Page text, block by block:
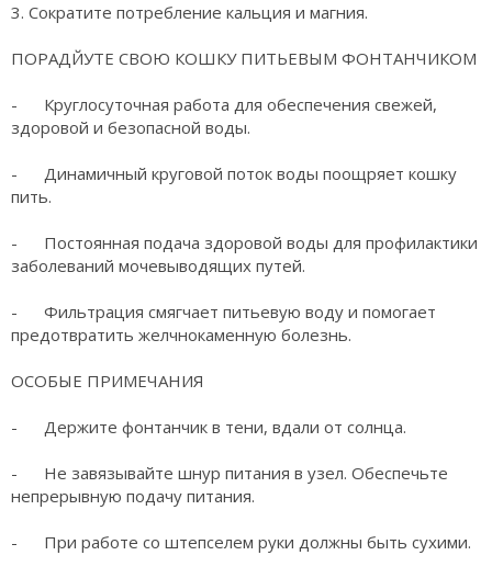
3. Сократите потребление кальция и магния.
ПОРАДЙУТЕ СВОЮ КОШКУ ПИТЬЕВЫМ ФОНТАНЧИКОМ
- Круглосуточная работа для обеспечения свежей,
здоровой и безопасной воды.
- Динамичный круговой поток воды поощряет кошку
пить.
- Постоянная подача здоровой воды для профилактики
заболеваний мочевыводящих путей.
- Фильтрация смягчает питьевую воду и помогает
предотвратить желчнокаменную болезнь.
ОСОБЫЕ ПРИМЕЧАНИЯ
- Держите фонтанчик в тени, вдали от солнца.
- Не завязывайте шнур питания в узел. Обеспечьте
непрерывную подачу питания.
- При работе со штепселем руки должны быть сухими.